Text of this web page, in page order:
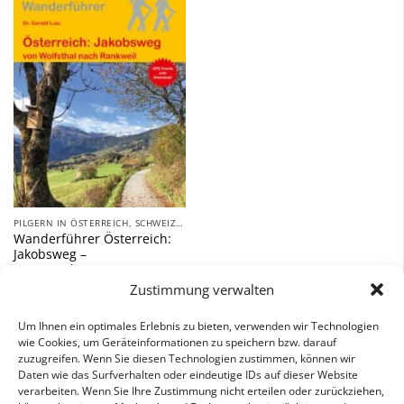
Zustimmung verwalten
Um Ihnen ein optimales Erlebnis zu bieten, verwenden wir Technologien
wie Cookies, um Geräteinformationen zu speichern bzw. darauf
zuzugreifen. Wenn Sie diesen Technologien zustimmen, können wir
Daten wie das Surfverhalten oder eindeutige IDs auf dieser Website
verarbeiten. Wenn Sie Ihre Zustimmung nicht erteilen oder zurückziehen,
Zu
Wunschliste
hinzufügen
PILGERN IN ÖSTERREICH, SCHWEIZ UND ITALIEN
Wanderführer Österreich:
Jakobsweg –
Fernwanderweg
inkl. 7 % MwSt.